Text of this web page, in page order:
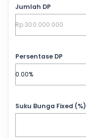
Jumlah DP
Persentase DP
Suku Bunga Fixed (%)